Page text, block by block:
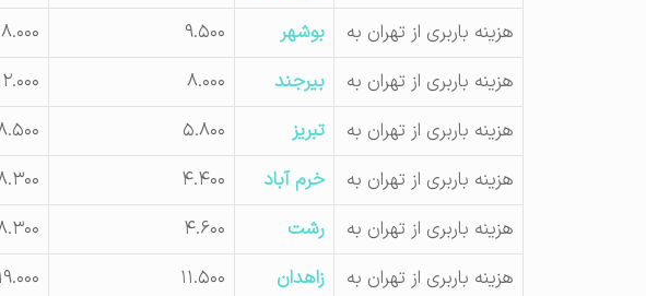
هزینه باربری از تهران به
بوشهر ۹.۵۰۰
هزینه باربری از تهران به
بیرجند ۸.۰۰۰
هزینه باربری از تهران به
تبریز ۵.۸۰۰
هزینه باربری از تهران به
خرم آباد ۴.۴۰۰
هزینه باربری از تهران به
رشت ۴.۶۰۰
هزینه باربری از تهران به
زاهدان ۱۱.۵۰۰